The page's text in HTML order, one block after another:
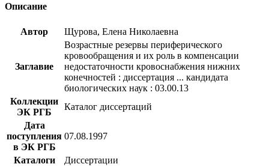
Описание
Автор Щурова, Елена Николаевна
Заглавие
Возрастные резервы периферического
кровообращения и их роль в компенсации
недостаточности кровоснабжения нижних
конечностей : диссертация ... кандидата
биологических наук : 03.00.13
Коллекции
ЭК РГБ
Каталог диссертаций
Дата
поступления
в ЭК РГБ
07.08.1997
Каталоги
Диссертации